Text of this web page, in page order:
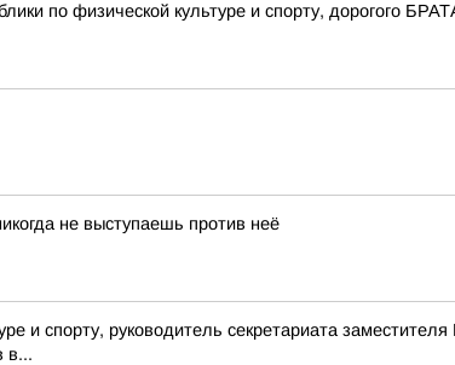
по физической культуре и спорту, дорогого
не выступаешь против неё
и спорту, руководитель секретариата
в...